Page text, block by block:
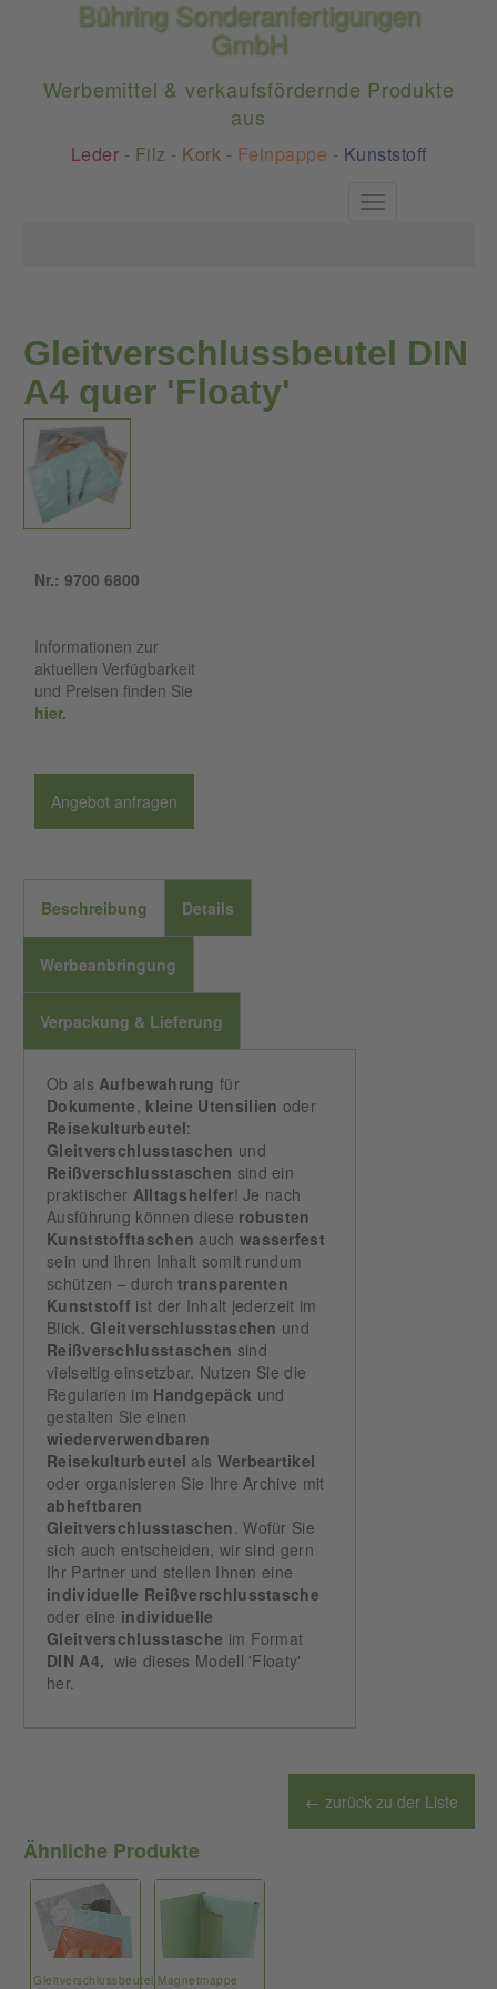
Bühring Sonderanfertigungen
GmbH
Werbemittel & verkaufsfördernde Produkte
aus
Leder - Filz - Kork - Feinpappe - Kunststoff
Toggle
Gleitverschlussbeutel DIN
A4 quer 'Floaty'
Nr.: 9700 6800
Informationen zur
aktuellen Verfügbarkeit
und Preisen finden Sie
hier.
Angebot anfragen
Beschreibung Details
Werbeanbringung
Verpackung & Lieferung
Ob alsAufbewahrung für
Dokumente, kleine Utensilien oder
Reisekulturbeutel:
Gleitverschlusstaschen und
Reißverschlusstaschen sind ein
praktischer Alltagshelfer! Je nach
Ausführung können diese robusten
Kunststofftaschen auch wasserfest
sein und ihren Inhalt somit rundum
schützen – durchtransparenten
Kunststoff ist der Inhalt jederzeit im
Blick. Gleitverschlusstaschen und
Reißverschlusstaschen sind
vielseitig einsetzbar. Nutzen Sie die
Regularien im Handgepäck und
gestalten Sie einen
wiederverwendbaren
Reisekulturbeutel als Werbeartikel
oder organisieren Sie Ihre Archive mit
abheftbaren
Gleitverschlusstaschen. Wofür Sie
sich auch entscheiden, wir sind gern
Ihr Partner und stellen Ihnen eine
individuelle Reißverschlusstasche
oder eine individuelle
Gleitverschlusstasche im Format
DIN A4, wie dieses Modell 'Floaty'
her.
← zurück zu der Liste
Ähnliche Produkte
Gleitverschlussbeutel Magnetmappe